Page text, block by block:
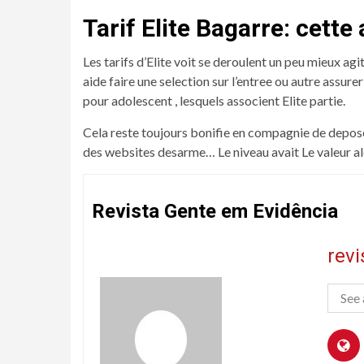
Tarif Elite Bagarre: cette
Les tarifs d’Elite voit se deroulent un peu mieux
aide faire une selection sur l’entree ou autre
pour adolescent , lesquels associent Elite partie.
Cela reste toujours bonifie en compagnie de
des websites desarme… Le niveau avait Le valeur
Revista Gente em Evidência